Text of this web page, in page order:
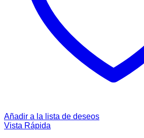
Añadir a la lista de deseos
Vista Rápida